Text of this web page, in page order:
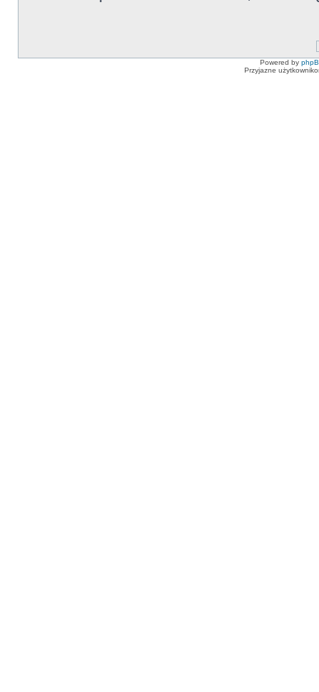
Powered by
Przyjazne